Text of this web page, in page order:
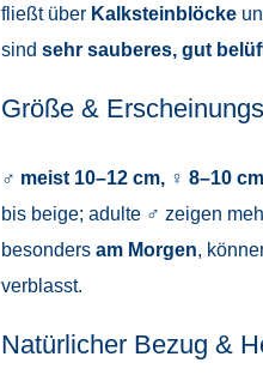
fließt über Kalksteinblöcke
sind sehr sauberes, gut
Größe &
♂ meist 10–12 cm, ♀ 8–10 cm
bis beige; adulte ♂ zeigen
besonders am Morgen,
verblasst.
Natürlicher Bezug &